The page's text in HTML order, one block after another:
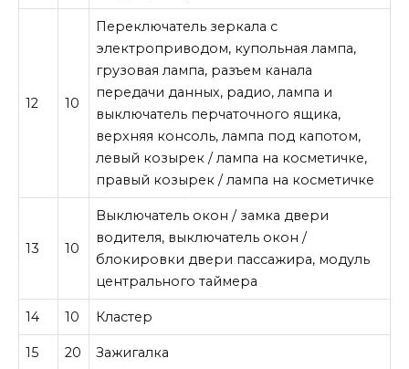
12 10
Переключатель зеркала с
электроприводом, купольная лампа,
грузовая лампа, разъем канала
передачи данных, радио, лампа и
выключатель перчаточного ящика,
верхняя консоль, лампа под капотом,
левый козырек / лампа на косметичке,
правый козырек / лампа на косметичке
13 10
Выключатель окон / замка двери
водителя, выключатель окон /
блокировки двери пассажира, модуль
центрального таймера
14 10 Кластер
15 20 Зажигалка